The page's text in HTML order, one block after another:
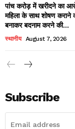
पांच करोड़ में खरीदने का
महिला के साथ शोषण कराने
बनाकर बदनाम करने की...
स्थानीय August 7, 2026
Subscribe